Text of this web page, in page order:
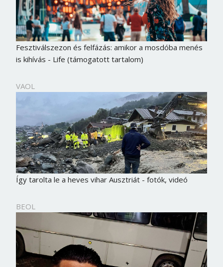
Fesztiválszezon és felfázás: amikor a mosdóba menés
is kihívás - Life (támogatott tartalom)
VAOL
Így tarolta le a heves vihar Ausztriát - fotók, videó
BEOL